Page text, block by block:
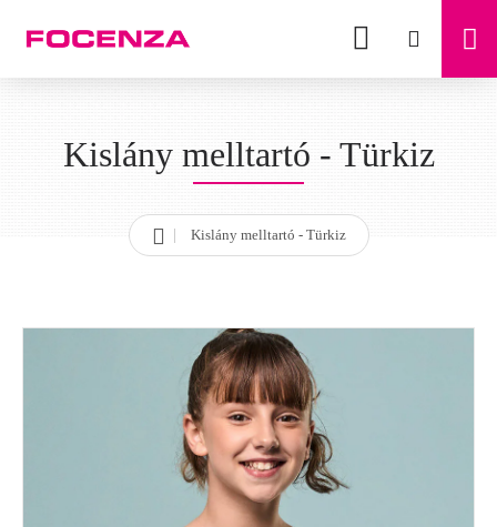
Kislány melltartó - Türkiz
h
Kislány melltartó - Türkiz